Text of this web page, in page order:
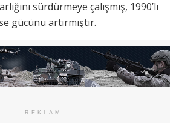
sürdürmeye çalışmış, 1990’lı
gücünü artırmıştır.
REKLAM